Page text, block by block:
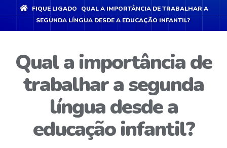
NOSSA
ESTRUTURA
DIFERENCIAIS
FIQUE LIGADO
QUAL A IMPORTÂNCIA DE TRABALHAR A
SEGUNDA LÍNGUA DESDE A EDUCAÇÃO INFANTIL?
Qual a importância de
trabalhar a segunda
língua desde a
educação infantil?